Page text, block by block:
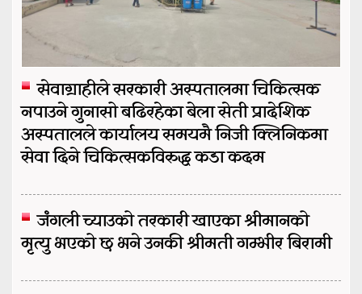
सेवाग्राहीले सरकारी अस्पतालमा चिकित्सक
नपाउने गुनासो बढिरहेका बेला सेती प्रादेशिक
अस्पतालले कार्यालय समयमै निजी क्लिनिकमा
सेवा दिने चिकित्सकविरुद्ध कडा कदम
जंगली च्याउको तरकारी खाएका श्रीमानको
मृत्यु भएको छ भने उनकी श्रीमती गम्भीर बिरामी